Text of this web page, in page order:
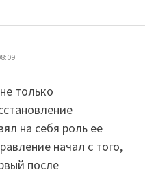
только
на себя роль ее
начал с того,
после